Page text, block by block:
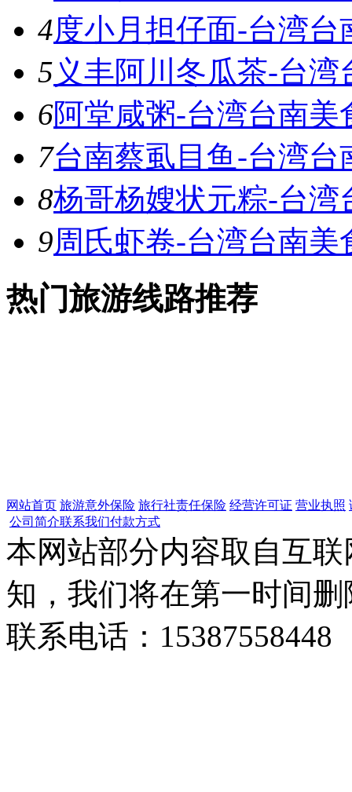
4度小月担仔面-台湾台
5义丰阿川冬瓜茶-台湾
6阿堂咸粥-台湾台南美
7台南蔡虱目鱼-台湾台
8杨哥杨嫂状元粽-台湾
9周氏虾卷-台湾台南美
热门旅游线路推荐
网站首页 旅游意外保险 旅行社责任保险 经营许可证 营业执照
公司简介联系我们付款方式
本网站部分内容取自互
知，我们将在第一时间
联系电话：15387558448